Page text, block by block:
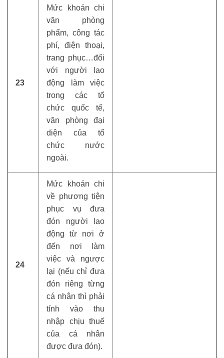
23
Mức khoán chi
văn phòng
phẩm, công tác
phí, điện thoại,
trang phục…đối
với người lao
động làm việc
trong các tổ
chức quốc tế,
văn phòng đại
diện của tổ
chức nước
ngoài.
24
Mức khoán chi
về phương tiện
phục vụ đưa
đón người lao
động từ nơi ở
đến nơi làm
việc và ngược
lại (nếu chỉ đưa
đón riêng từng
cá nhân thì phải
tính vào thu
nhập chịu thuế
của cá nhân
được đưa đón).